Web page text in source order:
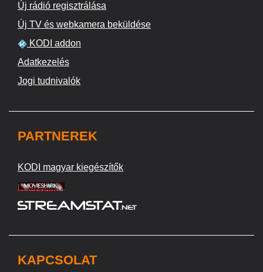
Új rádió regisztrálása
Új TV és webkamera beküldése
KODI addon
Adatkezelés
Jogi tudnivalók
PARTNEREK
KODI magyar kiegészítők
KAPCSOLAT